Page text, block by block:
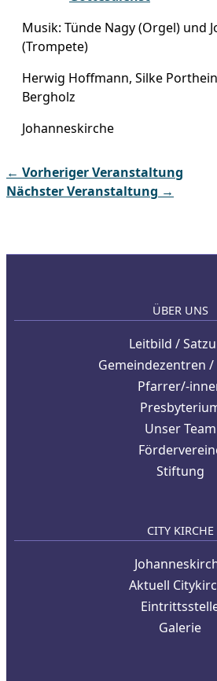
Musik: Tünde Nagy (Orgel) und
(Trompete)
Herwig Hoffmann, Silke
Bergholz
Johanneskirche
← Vorheriger Veranstaltung
Nächster Veranstaltung →
ÜBER UNS
Leitbild /
Gemeindezentren /
Pfarrer/-
Unser Team
Stiftung
CITY KIRCHE
Aktuell
Galerie